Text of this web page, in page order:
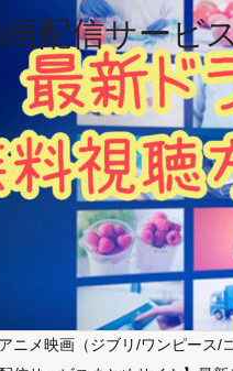
画配信サービ
アニメ映画（ジブリ/ワンピース/